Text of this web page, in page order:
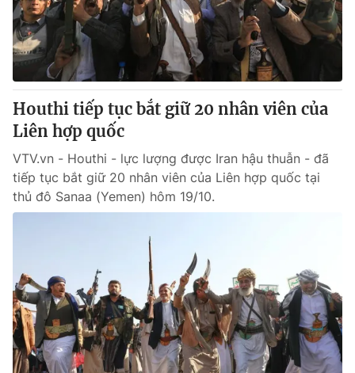
Houthi tiếp tục bắt giữ 20 nhân viên của
Liên hợp quốc
VTV.vn - Houthi - lực lượng được Iran hậu thuẫn - đã
tiếp tục bắt giữ 20 nhân viên của Liên hợp quốc tại
thủ đô Sanaa (Yemen) hôm 19/10.